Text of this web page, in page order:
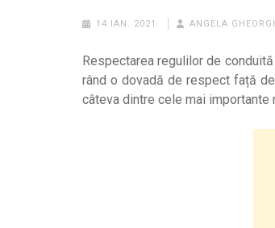
14 IAN. 2021 ANGELA
Respectarea regulilor de
rând o dovadă de respect față
câteva dintre cele mai